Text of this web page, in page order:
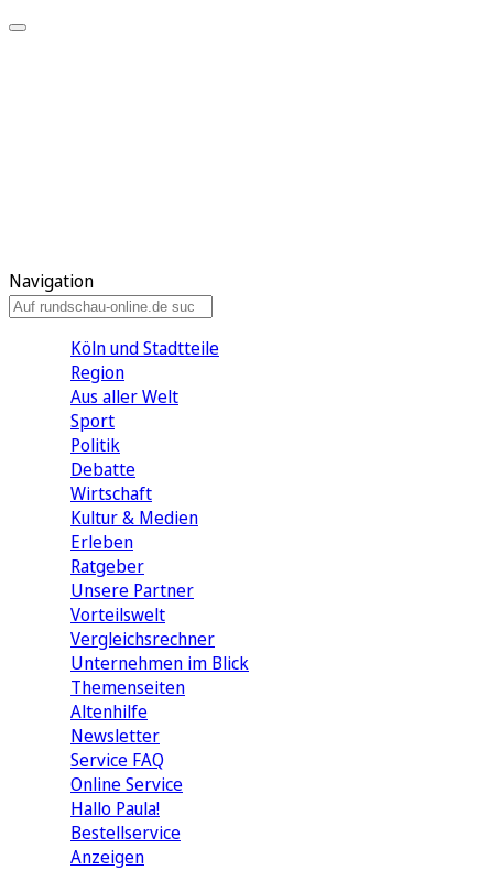
Navigation
Köln und Stadtteile
Region
Aus aller Welt
Sport
Politik
Debatte
Wirtschaft
Kultur & Medien
Erleben
Ratgeber
Unsere Partner
Vorteilswelt
Vergleichsrechner
Unternehmen im Blick
Themenseiten
Altenhilfe
Newsletter
Service FAQ
Online Service
Hallo Paula!
Bestellservice
Anzeigen